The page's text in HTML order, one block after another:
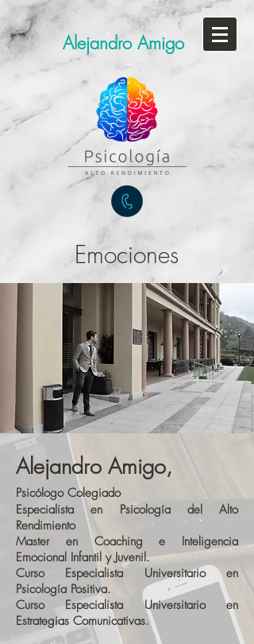
Alejandro Amigo
Emociones
Alejandro Amigo,
Psicólogo Colegiado
Especialista en Psicología del Alto
Rendimiento
Master en Coaching e Inteligencia
Emocional Infantil y Juvenil.
Curso Especialista Universitario en
Psicología Positiva.
Curso Especialista Universitario en
Estrategias Comunicativas.